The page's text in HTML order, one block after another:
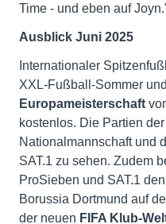
Time - und eben auf
Ausblick Juni 2025
Internationaler
XXL-Fußball-Sommer
Europameisterschaft
kostenlos. Die Partien
Nationalmannschaft und
SAT.1 zu sehen. Zudem
ProSieben und SAT.1
Borussia Dortmund auf
der neuen FIFA Klub-